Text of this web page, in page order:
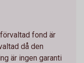
fond är
då den
är ingen garanti